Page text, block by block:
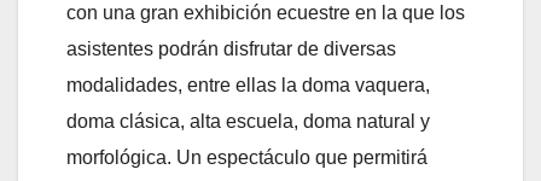
con una gran exhibición ecuestre en la que los
asistentes podrán disfrutar de diversas
modalidades, entre ellas la doma vaquera,
doma clásica, alta escuela, doma natural y
morfológica. Un espectáculo que permitirá